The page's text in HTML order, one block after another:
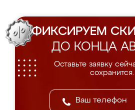
ФИКСИРУЕМ
ДО КОНЦА
Оставьте заявку
сохранится.